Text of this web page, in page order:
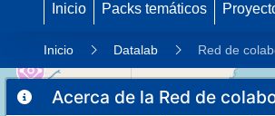
Inicio Packs temáticos
Inicio Datalab Red de
Acerca de la Red de